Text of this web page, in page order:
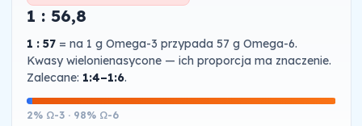
1 : 56,8
1 : 57= na 1 g Omega-3 przypada 57 g Omega-6.
Kwasy wielonienasycone — ich proporcja ma znaczenie.
Zalecane: 1:4–1:6.
2% Ω-3 · 98% Ω-6